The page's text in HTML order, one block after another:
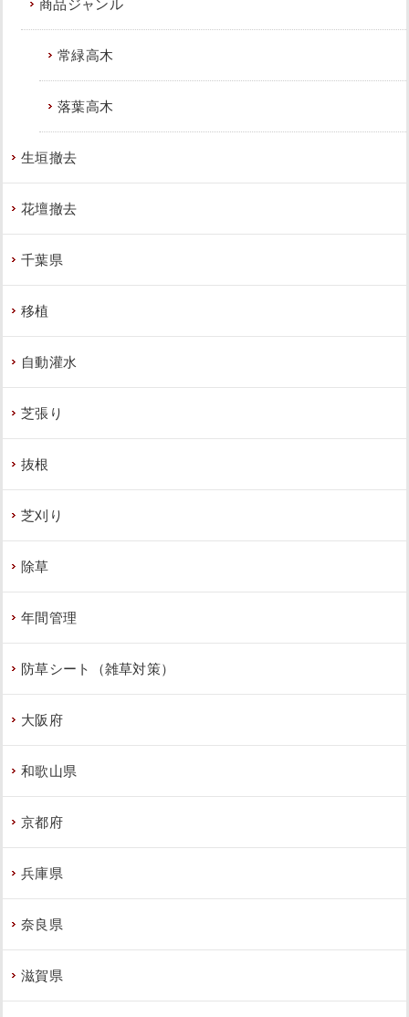
商品ジャンル
常緑高木
落葉高木
生垣撤去
花壇撤去
千葉県
移植
自動灌水
芝張り
抜根
芝刈り
除草
年間管理
防草シート（雑草対策）
大阪府
和歌山県
京都府
兵庫県
奈良県
滋賀県